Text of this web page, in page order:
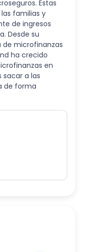
Estas
familias y
de ingresos
Desde su
microfinanzas
ha crecido
en
sacar a las
de forma